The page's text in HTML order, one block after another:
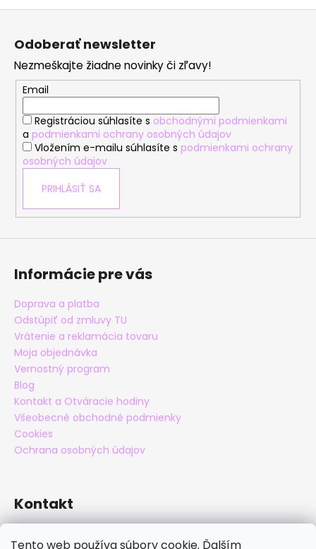
Tento web používa súbory cookie. Ďalším
Z
Odoberať newsletter
Nezmeškajte žiadne novinky či zľavy!
Email
Registráciou súhlasíte s obchodnými podmienkami
a podmienkami ochrany osobných údajov
Vložením e-mailu súhlasíte s podmienkami ochrany
osobných údajov
PRIHLÁSIŤ SA
Informácie pre vás
Doprava a platba
Odstúpiť od zmluvy TU
Vrátenie a reklamácia tovaru
Moja objednávka
Vernostný program
Blog
Kontakt a Otváracie hodiny
Všeobecné obchodné podmienky
Cookies
Ochrana osobných údajov
Kontakt